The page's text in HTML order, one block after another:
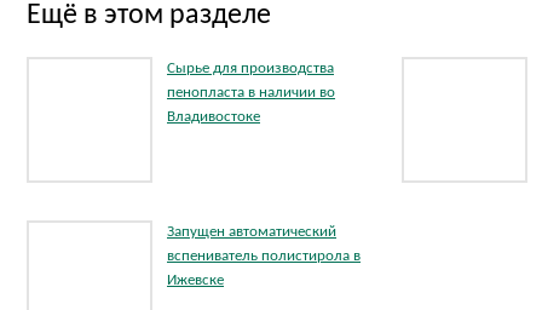
Ещё в этом разделе
Сырье для производства
пенопласта в наличии во
Владивостоке
Запущен автоматический
вспениватель полистирола в
Ижевске